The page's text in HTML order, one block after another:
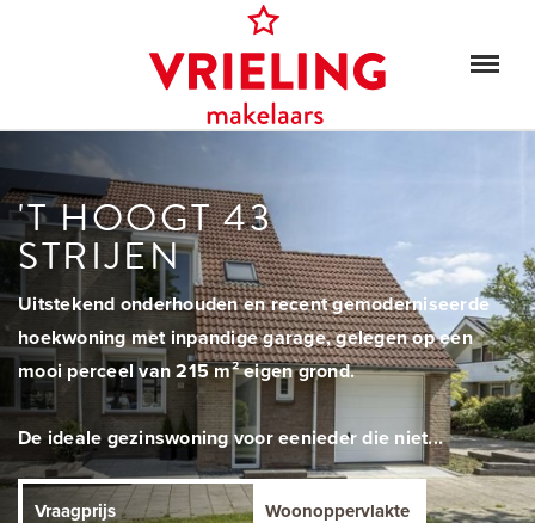
'T HOOGT 43
STRIJEN
Uitstekend onderhouden en recent gemoderniseerde
hoekwoning met inpandige garage, gelegen op een
mooi perceel van 215 m² eigen grond.
De ideale gezinswoning voor eenieder die niet...
Vraagprijs Woonoppervlakte